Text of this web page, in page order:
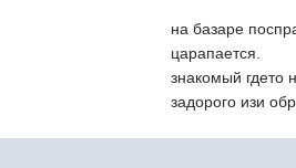
на базаре
царапается.
знакомый гдето
задорого изи